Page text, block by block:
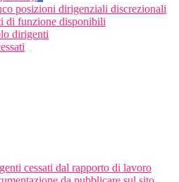
posizioni dirigenziali discrezionali
di funzione disponibili
dirigenti
cessati dal rapporto di lavoro